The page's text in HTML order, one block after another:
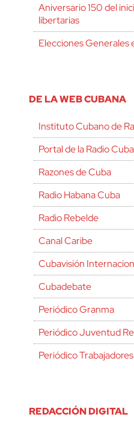
Aniversario 150 del
libertarias
Elecciones Generales
DE LA WEB CUBANA
Instituto Cubano de
Portal de la Radio
Razones de Cuba
Radio Habana Cuba
Radio Rebelde
Canal Caribe
Cubavisión
Cubadebate
Periódico Granma
Periódico Juventud
Periódico Trabajadores
REDACCIÓN DIGITAL